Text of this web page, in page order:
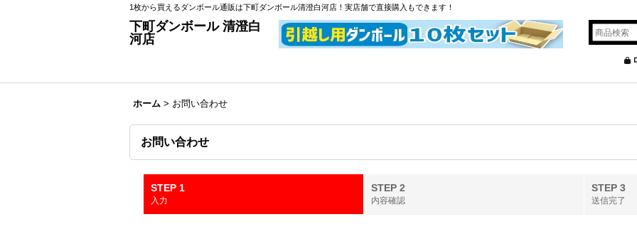
1枚から買えるダンボール通販は下町ダンボール清澄白河店！実店舗で直接購入もできます！
下町ダンボール 清澄白
河店
ホーム > お問い合わせ
お問い合わせ
STEP 1
入力
STEP 2
内容確認
STEP 3
送信完了